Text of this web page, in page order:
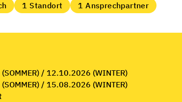
1 Standort 1 Ansprechpartner
/ 12.10.2026 (WINTER)
/ 15.08.2026 (WINTER)